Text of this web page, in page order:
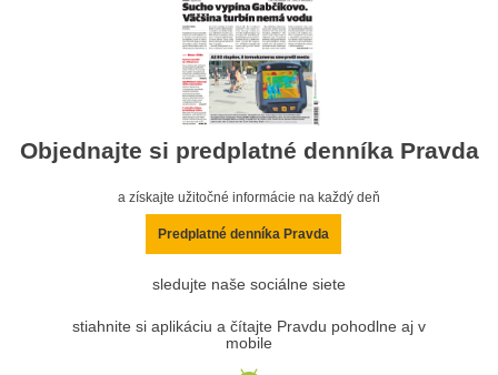
Objednajte si predplatné denníka Pravda
a získajte užitočné informácie na každý deň
Predplatné denníka Pravda
sledujte naše sociálne siete
stiahnite si aplikáciu a čítajte Pravdu pohodlne aj v
mobile